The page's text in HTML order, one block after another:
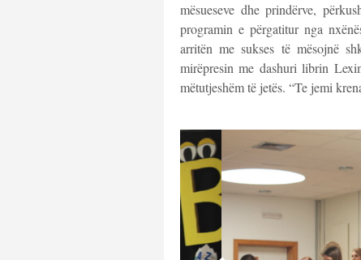
mësueseve dhe prindërve,
programin e përgatitur nga
arritën me sukses të mësojnë
mirëpresin me dashuri librin
mëtutjeshëm të jetës. “Te jemi